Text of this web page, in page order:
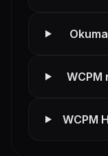
WCPM
WCPM